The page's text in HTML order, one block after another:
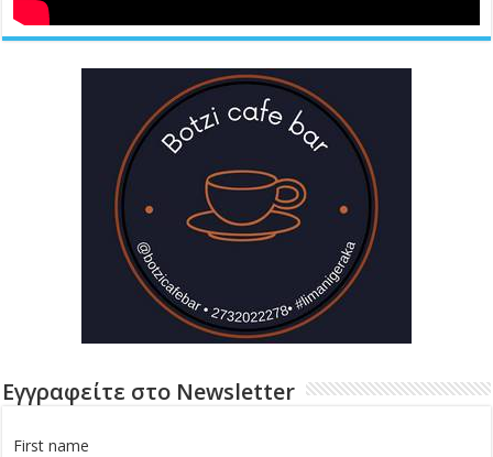
Εγγραφείτε στο Newsletter
First name